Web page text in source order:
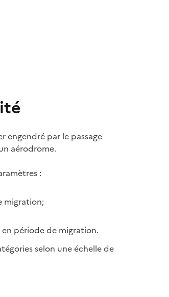
engendré par le passage
aérodrome.
:
migration;
en période de migration.
selon une échelle de